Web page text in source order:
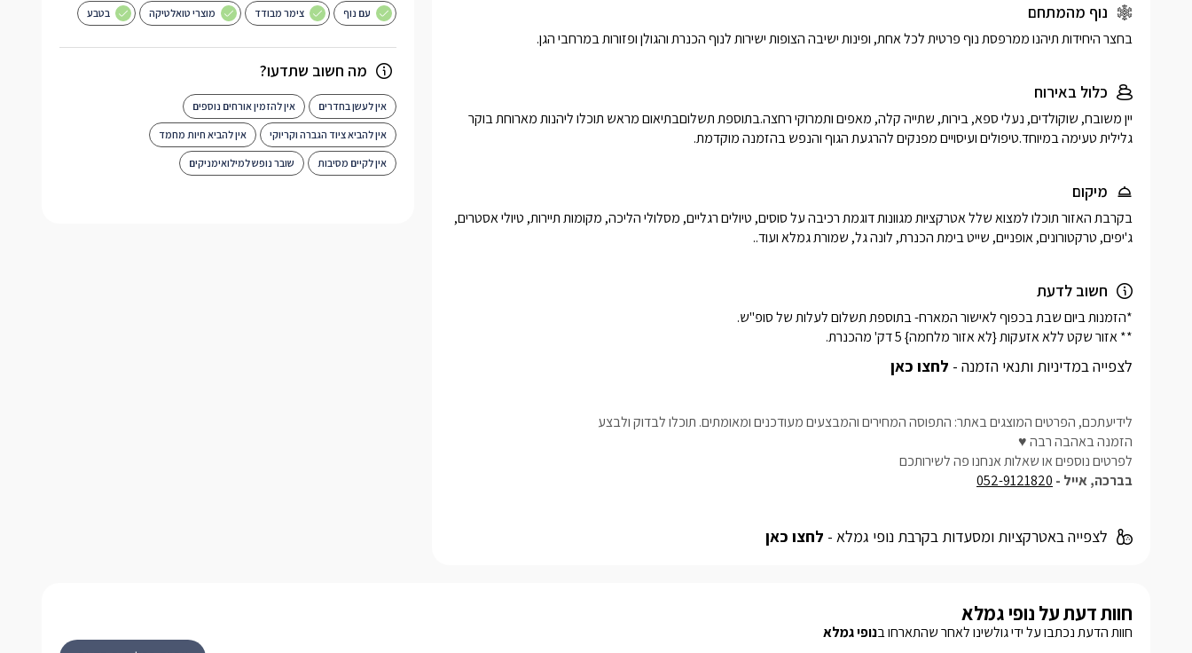
נוף מהמתחם
בחצר היחידות תיהנו ממרפסת נוף פרטית לכל אחת, ופינות ישיבה הצופות ישירות לנוף הכנרת והגולן ופזורות במרחבי הגן.
כלול באירוח
גלילית טעימה במיוחד.טיפולים ועיסויים מפנקים להרגעת הגוף והנפש בהזמנה מוקדמת.
מיקום
ג'יפים, טרקטורונים, אופניים, שייט בימת הכנרת, לונה גל, שמורת גמלא ועוד..
חשוב לדעת
** אזור שקט ללא אזעקות {לא אזור מלחמה} 5 דק' מהכנרת.
לצפייה במדיניות ותנאי הזמנה - לחצו כאן
לידיעתכם, הפרטים המוצגים באתר: התפוסה המחירים והמבצעים מעודכנים ומאומתים. תוכלו לבדוק ולבצע
הזמנה באהבה רבה ♥
לפרטים נוספים או שאלות אנחנו פה לשירותכם
בברכה, אייל - 052-9121820
לצפייה באטרקציות ומסעדות בקרבת נופי גמלא - לחצו כאן
עם נוף צימר מבודד מוצרי טואלטיקה בטבע
מה חשוב שתדעו?
אין לעשן בחדרים אין להזמין אורחים נוספים
אין להביא ציוד הגברה וקריוקי אין להביא חיות מחמד
אין לקיים מסיבות שובר נופש למילואימניקים
חוות דעת על נופי גמלא
חוות הדעת נכתבו על ידי גולשינו לאחר שהתארחו בנופי גמלא